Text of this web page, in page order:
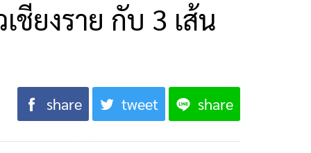
ชียงราย กับ 3 เส้น
share tweet share